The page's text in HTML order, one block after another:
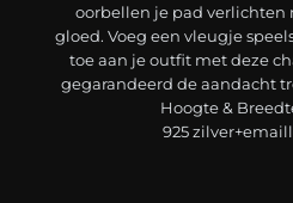
oorbellen je pad verlichten
gloed. Voeg een vleugje
toe aan je outfit met deze
gegarandeerd de aandacht
Hoogte &
925